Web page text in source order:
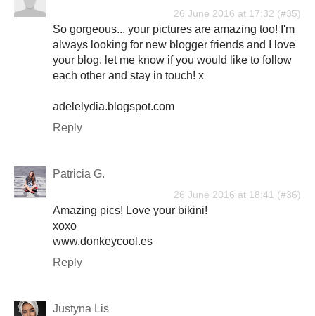
26 June 2016 at 17:32
So gorgeous... your pictures are amazing too! I'm
always looking for new blogger friends and I love
your blog, let me know if you would like to follow
each other and stay in touch! x
adelelydia.blogspot.com
Reply
Patricia G.
26 June 2016 at 18:41
Amazing pics! Love your bikini!
xoxo
www.donkeycool.es
Reply
Justyna Lis